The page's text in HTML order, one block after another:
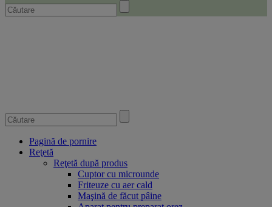
Pagină de pornire
Reţetă
Reţetă după produs
Cuptor cu microunde
Friteuze cu aer cald
Maşină de făcut pâine